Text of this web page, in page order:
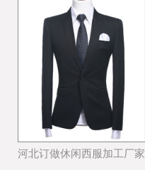
河北订做休闲西服加工厂家